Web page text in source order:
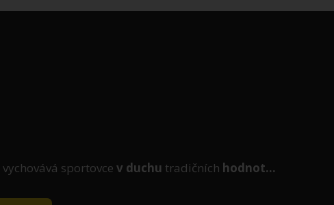
vychovává sportovce v duchu tradičních hodnot...